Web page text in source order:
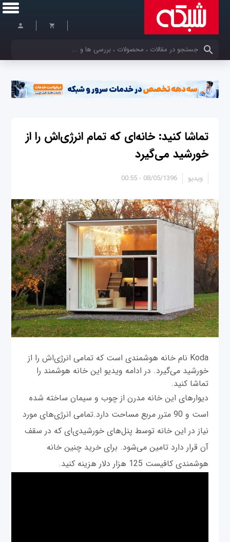
کلمات کلیدی خود را وارد کنید
تماشا کنید: خانه‌ای که تمام انرژی‌اش را از
خورشید می‌گیرد
08/05/1396 - 00:55 ویدیو
Koda نام خانه هوشمندی است که تمامی انرژی‌اش را از
خورشید می‌گیرد. در ادامه ویدیو این خانه هوشمند را
تماشا کنید.
دیوارهای این خانه مدرن از چوب و سیمان ساخته شده
است و 90 مترر مربع مساحت دارد.تمامی انرژی‌های مورد
نیاز در این خانه توسط پنل‌های خورشیدی‌ای که در سقف
آن قرار دارد تامین می‌شود. برای خرید چنین خانه
هوشمندی کافیست 125 هزار دلار هزینه کنید.